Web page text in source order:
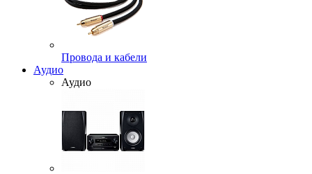
Провода и кабели
Аудио
Аудио